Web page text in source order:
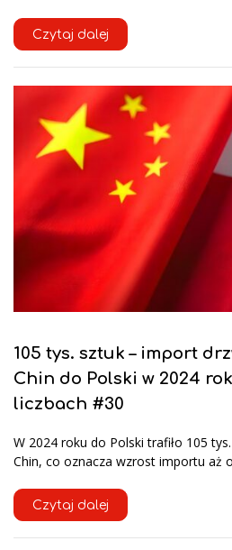
Czytaj dalej
105 tys. sztuk – import
Chin do Polski w 2024
liczbach #30
W 2024 roku do Polski trafiło 105
Chin, co oznacza wzrost importu aż
Czytaj dalej